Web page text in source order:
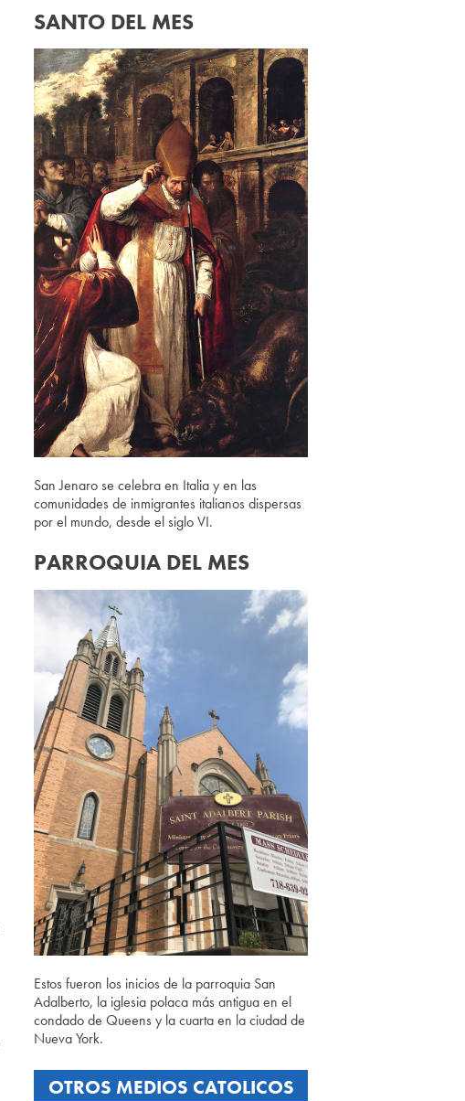
SANTO DEL MES
San Jenaro se celebra en Italia y en las
comunidades de inmigrantes italianos dispersas
por el mundo, desde el siglo VI.
PARROQUIA DEL MES
Estos fueron los inicios de la parroquia San
Adalberto, la iglesia polaca más antigua en el
condado de Queens y la cuarta en la ciudad de
Nueva York.
OTROS MEDIOS CATOLICOS